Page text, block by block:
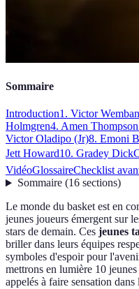
Sommaire
Introduction1. Victor
Holmgren4. Amen Thompson
Victor Oladipo (Jr)8. Emoni
Jett Howard10. Gradey Dick
VidéoGlossaireChecklist
Sommaire(16 sections)
Le monde du basket est en
jeunes joueurs émergent sur
stars de demain. Ces jeunes
briller dans leurs équipes
symboles d'espoir pour
mettrons en lumière 10
appelés à faire sensation dans